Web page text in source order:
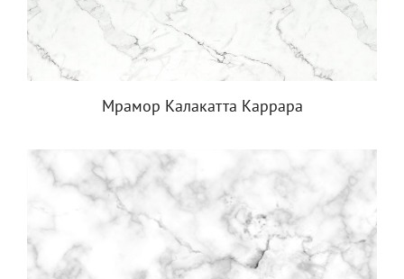
Мрамор Калакатта Каррара